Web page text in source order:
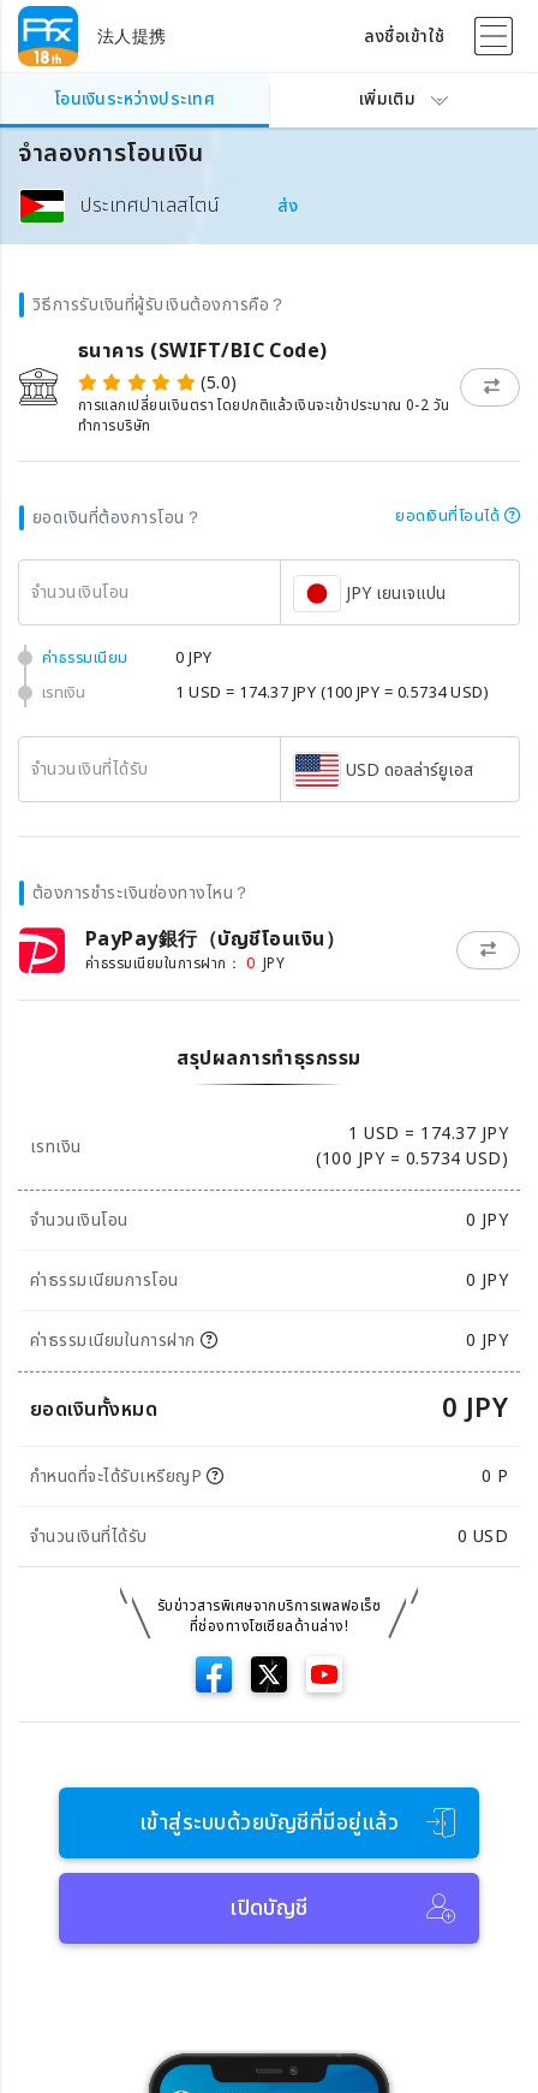
法人提携 ลงชื่อเข้าใช้
โอนเงินระหว่างประเทศ เพิ่มเติม
จำลองการโอนเงิน
ประเทศปาเลสไตน์ ส่ง
วิธีการรับเงินที่ผู้รับเงินต้องการคือ？
ธนาคาร (SWIFT/BIC Code)
(5.0)
การแลกเปลี่ยนเงินตรา โดยปกติแล้วเงินจะเข้าประมาณ 0-2 วัน
ทำการบริษัท
ยอดเงินที่ต้องการโอน？ ยอดเงินที่โอนได้
จำนวนเงินโอน JPY เยนเจแปน
ค่าธรรมเนียม
0 JPY
เรทเงิน
1 USD = 174.37 JPY (100 JPY = 0.5734 USD)
จำนวนเงินที่ได้รับ USD ดอลล่าร์ยูเอส
ต้องการชำระเงินช่องทางไหน？
PayPay銀行（บัญชีโอนเงิน）
ค่าธรรมเนียมในการฝาก： 0 JPY
สรุปผลการทำธุรกรรม
เรทเงิน
1 USD = 174.37 JPY
(100 JPY = 0.5734 USD)
จำนวนเงินโอน 0 JPY
ค่าธรรมเนียมการโอน 0 JPY
ค่าธรรมเนียมในการฝาก 0 JPY
ยอดเงินทั้งหมด 0 JPY
กำหนดที่จะได้รับเหรียญP 0 P
จำนวนเงินที่ได้รับ 0 USD
รับข่าวสารพิเศษจากบริการเพลฟอเร็ซ
ที่ช่องทางโซเซียลด้านล่าง!
เข้าสู่ระบบด้วยบัญชีที่มีอยู่แล้ว
เปิดบัญชี